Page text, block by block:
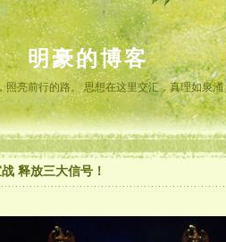
明豪的博客
照亮前行的路。 思想在这里交汇，真理如泉涌
释放三大信号！